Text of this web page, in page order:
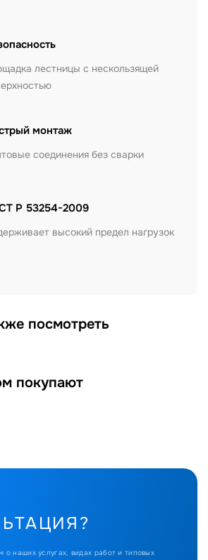
лестницы с нескользящей
монтаж
соединения без сварки
Р 53254-2009
высокий предел нагрузок
посмотреть
покупают
о наших услугах, видах работ и типовых